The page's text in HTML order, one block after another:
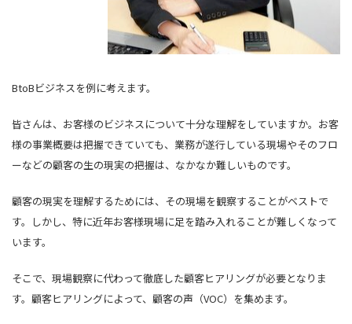
BtoBビジネスを例に考えます。
皆さんは、お客様のビジネスについて十分な理解をしていますか。お客
様の事業概要は把握できていても、業務が遂行している現場やそのフロ
ーなどの顧客の生の現実の把握は、なかなか難しいものです。
顧客の現実を理解するためには、その現場を観察することがベストで
す。しかし、特に近年お客様現場に足を踏み入れることが難しくなって
います。
そこで、現場観察に代わって徹底した顧客ヒアリングが必要となりま
す。顧客ヒアリングによって、顧客の声（VOC）を集めます。